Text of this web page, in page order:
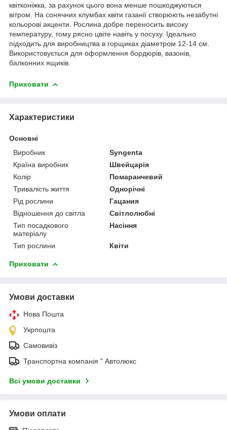
квітконіжка, за рахунок цього вона менше пошкоджуються
вітром. На сонячних клумбах квіти газанії створюють незабутні
кольорові акценти. Рослина добре переносить високу
температуру, тому рясно цвіте навіть у посуху. Ідеально
підходить для виробництва в горщиках діаметром 12-14 см.
Використовується для оформлення бордюрів, вазонів,
балконних ящиків.
Приховати
Характеристики
Основні
Виробник
Syngenta
Країна виробник
Швейцарія
Колір
Помаранчевий
Тривалість життя
Однорічні
Рід рослини
Гацания
Відношення до світла
Світлолюбні
Тип посадкового
матеріалу
Насіння
Тип рослини Квіти
Приховати
Умови доставки
Нова Пошта
Укрпошта
Самовивіз
Транспортна компанія " Автолюкс
Всі умови доставки
Умови оплати